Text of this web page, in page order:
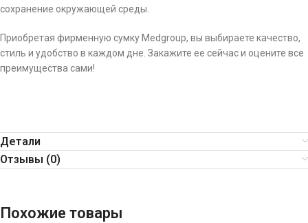
сохранение окружающей среды.
Приобретая фирменную сумку Medgroup, вы выбираете качество,
стиль и удобство в каждом дне. Закажите ее сейчас и оцените все
преимущества сами!
Детали
Отзывы (0)
Похожие товары